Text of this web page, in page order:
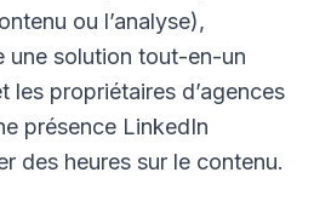
ou l’analyse),
une solution tout-en-un
les propriétaires d’agences
présence LinkedIn
des heures sur le contenu.